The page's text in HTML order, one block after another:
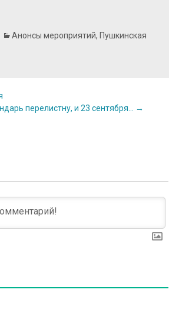
Анонсы мероприятий, Пушкинская
перелистну, и 23 сентября… →